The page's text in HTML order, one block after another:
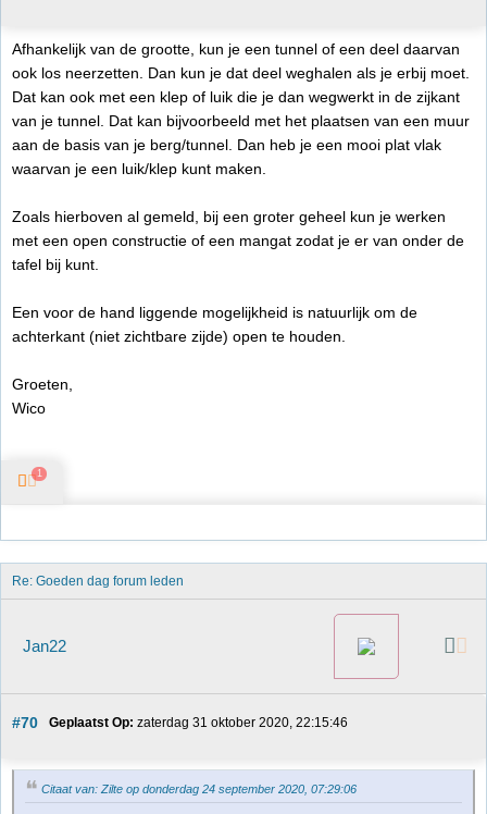
Afhankelijk van de grootte, kun je een tunnel of een deel daarvan
ook los neerzetten. Dan kun je dat deel weghalen als je erbij moet.
Dat kan ook met een klep of luik die je dan wegwerkt in de zijkant
van je tunnel. Dat kan bijvoorbeeld met het plaatsen van een muur
aan de basis van je berg/tunnel. Dan heb je een mooi plat vlak
waarvan je een luik/klep kunt maken.
Zoals hierboven al gemeld, bij een groter geheel kun je werken
met een open constructie of een mangat zodat je er van onder de
tafel bij kunt.
Een voor de hand liggende mogelijkheid is natuurlijk om de
achterkant (niet zichtbare zijde) open te houden.
Groeten,
Wico
1
Re: Goeden dag forum leden
Jan22
#70 Geplaatst Op: zaterdag 31 oktober 2020, 22:15:46
Citaat van: Zilte op donderdag 24 september 2020, 07:29:06